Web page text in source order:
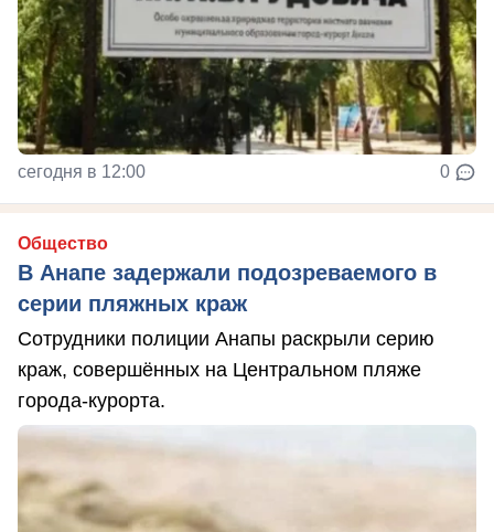
сегодня в 12:00 0
Общество
В Анапе задержали подозреваемого в
серии пляжных краж
Сотрудники полиции Анапы раскрыли серию
краж, совершённых на Центральном пляже
города-курорта.